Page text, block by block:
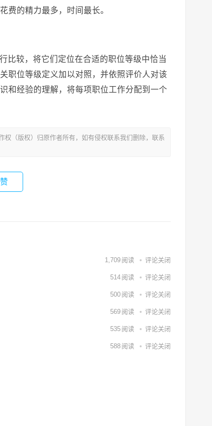
费的精力最多，时间最长。
比较，将它们定位在合适的职位等级中恰当
职位等级定义加以对照，并依照评价人对该
和经验的理解，将每项职位工作分配到一个
（版权）归原作者所有，如有侵权联系我们删除，联系
赞
1,709 阅读 评论关闭
514 阅读 评论关闭
500 阅读 评论关闭
569 阅读 评论关闭
535 阅读 评论关闭
588 阅读 评论关闭